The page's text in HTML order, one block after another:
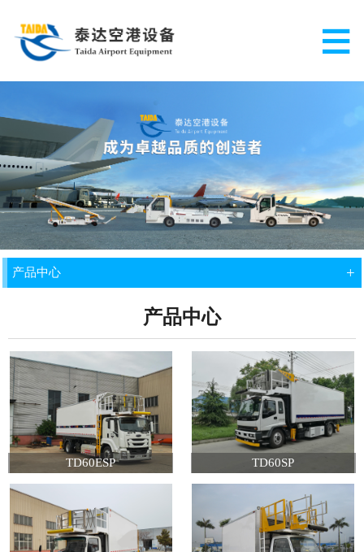
产品中心 +
产品中心
TD60ESP TD60SP